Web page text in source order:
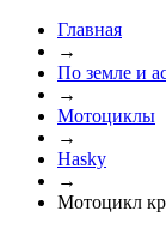
Главная
→
По земле и
→
Мотоциклы
→
Hasky
→
Мотоцикл